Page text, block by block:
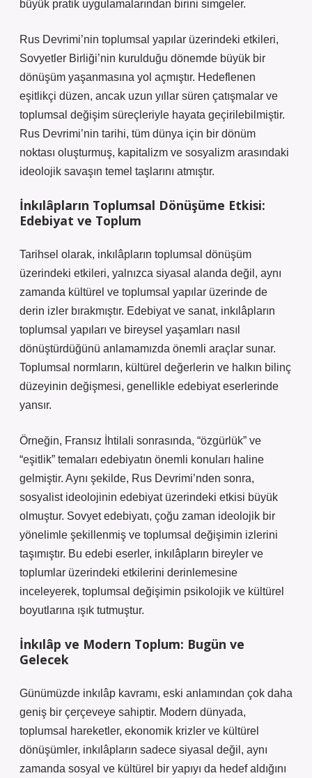
büyük pratik uygulamalarından birini simgeler.
Rus Devrimi’nin toplumsal yapılar üzerindeki etkileri,
Sovyetler Birliği’nin kurulduğu dönemde büyük bir
dönüşüm yaşanmasına yol açmıştır. Hedeflenen
eşitlikçi düzen, ancak uzun yıllar süren çatışmalar ve
toplumsal değişim süreçleriyle hayata geçirilebilmiştir.
Rus Devrimi’nin tarihi, tüm dünya için bir dönüm
noktası oluşturmuş, kapitalizm ve sosyalizm arasındaki
ideolojik savaşın temel taşlarını atmıştır.
İnkılâpların Toplumsal Dönüşüme Etkisi:
Edebiyat ve Toplum
Tarihsel olarak, inkılâpların toplumsal dönüşüm
üzerindeki etkileri, yalnızca siyasal alanda değil, aynı
zamanda kültürel ve toplumsal yapılar üzerinde de
derin izler bırakmıştır. Edebiyat ve sanat, inkılâpların
toplumsal yapıları ve bireysel yaşamları nasıl
dönüştürdüğünü anlamamızda önemli araçlar sunar.
Toplumsal normların, kültürel değerlerin ve halkın bilinç
düzeyinin değişmesi, genellikle edebiyat eserlerinde
yansır.
Örneğin, Fransız İhtilali sonrasında, “özgürlük” ve
“eşitlik” temaları edebiyatın önemli konuları haline
gelmiştir. Aynı şekilde, Rus Devrimi’nden sonra,
sosyalist ideolojinin edebiyat üzerindeki etkisi büyük
olmuştur. Sovyet edebiyatı, çoğu zaman ideolojik bir
yönelimle şekillenmiş ve toplumsal değişimin izlerini
taşımıştır. Bu edebi eserler, inkılâpların bireyler ve
toplumlar üzerindeki etkilerini derinlemesine
inceleyerek, toplumsal değişimin psikolojik ve kültürel
boyutlarına ışık tutmuştur.
İnkılâp ve Modern Toplum: Bugün ve
Gelecek
Günümüzde inkılâp kavramı, eski anlamından çok daha
geniş bir çerçeveye sahiptir. Modern dünyada,
toplumsal hareketler, ekonomik krizler ve kültürel
dönüşümler, inkılâpların sadece siyasal değil, aynı
zamanda sosyal ve kültürel bir yapıyı da hedef aldığını